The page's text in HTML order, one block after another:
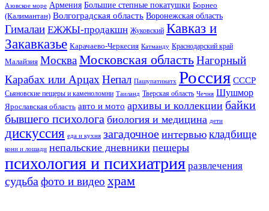
Азовское море Армения Большие степные покатушки Борнео
(Калимантан) Волгоградская область Воронежская область
Гималаи ЕЖЖЫ-продакшн Жуковский Кавказ и
Закавказье Карачаево-Черкесия Катманду Краснодарский край
Малайзия МоскваМосковская областьНагорный
Карабах или Арцах Непал Пашупатинатх Россия СССР
Сьяновские пещеры и каменоломни Таиланд Тверская область Чечня Шушмор
Ярославская область авто и мото архивы и коллекции байки
бывшего психолога биология и медицина дети
дискуссия еда и кухня загадочное интервью кладбище
кони и лошади непальские дневники пещеры
психология и психиатрия развлечения
судьба фото и видео храм